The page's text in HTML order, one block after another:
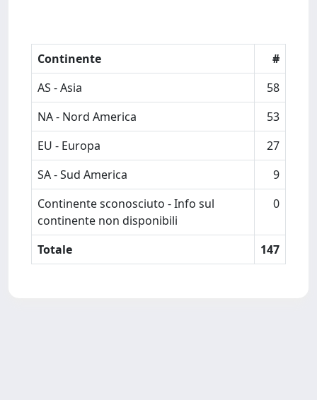
Continente
#
AS - Asia
58
NA - Nord America
53
EU - Europa
27
SA - Sud America
9
Continente sconosciuto - Info sul
continente non disponibili
0
Totale 147